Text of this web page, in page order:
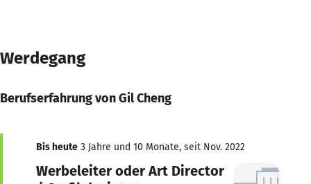
Werdegang
Berufserfahrung von Gil Cheng
Bis heute 3 Jahre und 10 Monate, seit Nov. 2022
Werbeleiter oder Art Director